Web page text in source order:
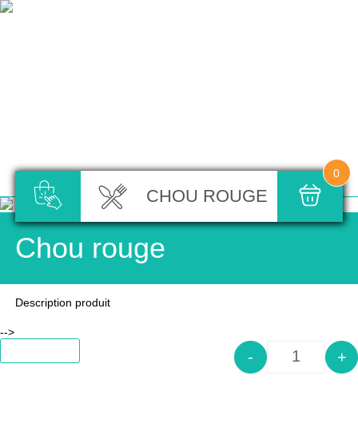
CHOU ROUGE
0
Chou rouge
Description produit
-->
Quantity
- +